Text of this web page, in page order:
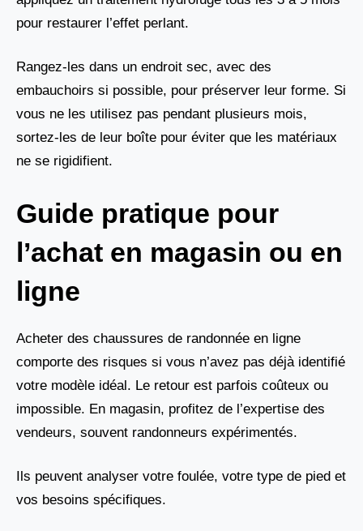
pour restaurer l’effet perlant.
Rangez-les dans un endroit sec, avec des
embauchoirs si possible, pour préserver leur forme. Si
vous ne les utilisez pas pendant plusieurs mois,
sortez-les de leur boîte pour éviter que les matériaux
ne se rigidifient.
Guide pratique pour
l’achat en magasin ou en
ligne
Acheter des chaussures de randonnée en ligne
comporte des risques si vous n’avez pas déjà identifié
votre modèle idéal. Le retour est parfois coûteux ou
impossible. En magasin, profitez de l’expertise des
vendeurs, souvent randonneurs expérimentés.
Ils peuvent analyser votre foulée, votre type de pied et
vos besoins spécifiques.